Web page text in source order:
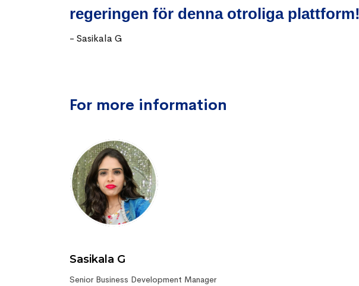
regeringen för denna otroliga plattform!
- Sasikala G
For more information
Sasikala G
Senior Business Development Manager